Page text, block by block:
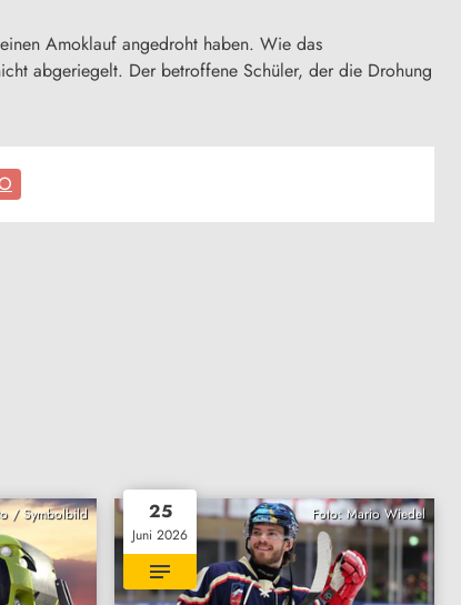
Amoklauf angedroht haben. Wie das
abgeriegelt. Der betroffene Schüler, der die Drohung
/ Symbolbild Foto: Mario Wiedel
25
Juni 2026